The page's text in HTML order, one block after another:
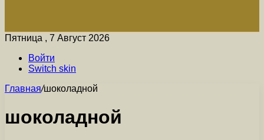
Пятница , 7 Август 2026
Войти
Switch skin
Главная/шоколадной
шоколадной